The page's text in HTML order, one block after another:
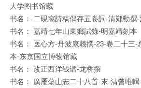
大学图书馆藏
书名： 二硯窩詩稿偶存五卷詞-清鄭勳撰
书名： 嘉靖七年山東鄉試錄-明嘉靖刻本
书名： 医心方-丹波康赖撰-23-卷二十三-
本-东京国立博物馆藏
书名： 改正西洋钱谱-龙桥撰
书名： 廣雁蕩山志二十八首-末-清曾唯